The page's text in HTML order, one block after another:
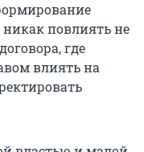
никак повлиять не
где
влиять на